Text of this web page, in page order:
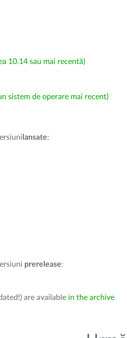
10.14 sau mai recentă)
sistem de operare mai recent)
lansate:
prerelease:
are available in the archive